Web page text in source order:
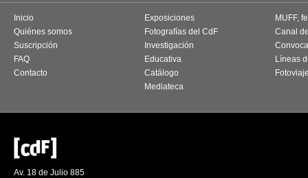
Inicio
Quiénes somos
Suscripción
FAQ
Contacto
Exposiciones
Fotografías del CdF
Investigación
Educativa
Catálogo
Mediateca
MUFF,
Canal
Líneas
Av. 18 de Julio 885